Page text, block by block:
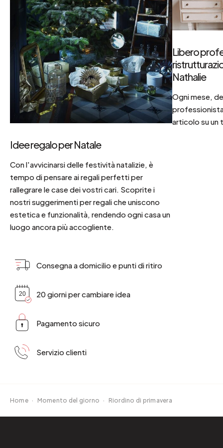
Idee regalo per Natale
Con l'avvicinarsi delle festività natalizie, è
tempo di pensare ai regali perfetti per
rallegrare le case dei vostri cari. Scoprite i
nostri suggerimenti per regali che uniscono
estetica e funzionalità, rendendo ogni casa un
luogo ancora più accogliente.
Libero
Nathalie
Ogni mese,
articolo su un
Consegna a domicilio e punti di ritiro
20 giorni per cambiare idea
Pagamento sicuro
Servizio clienti
Home · Momento del giorno · Riordino di primavera